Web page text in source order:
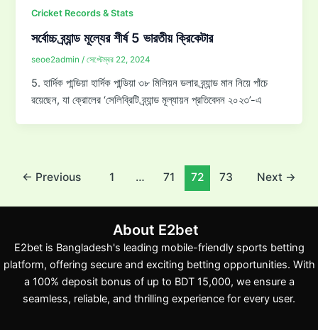
Cricket Records & Stats
সর্বোচ্চ ব্র্যান্ড মূল্যের শীর্ষ 5 ভারতীয় ক্রিকেটার
seoe2admin/সেপ্টেম্বর 22, 2024
5. হার্দিক পান্ডিয়া হার্দিক পান্ডিয়া ৩৮ মিলিয়ন ডলার ব্র্যান্ড মান নিয়ে পাঁচে
রয়েছেন, যা ক্রোলের ‘সেলিব্রিটি ব্র্যান্ড মূল্যায়ন প্রতিবেদন ২০২৩’-এ
Post← Previous 1 … 71 72 73 Next →
About E2bet
E2bet is Bangladesh's leading mobile-friendly sports betting
platform, offering secure and exciting betting opportunities. With
a 100% deposit bonus of up to BDT 15,000, we ensure a
seamless, reliable, and thrilling experience for every user.